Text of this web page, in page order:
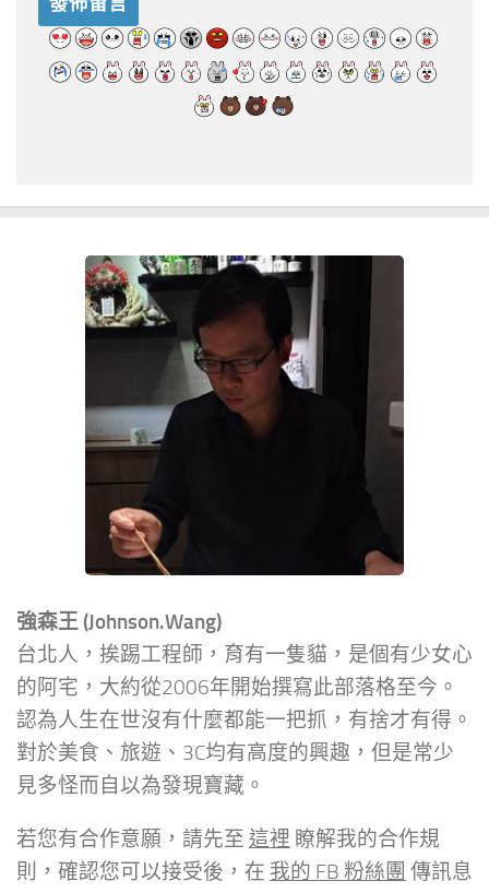
強森王 (Johnson.Wang)
台北人，挨踢工程師，育有一隻貓，是個有少女心
的阿宅，大約從2006年開始撰寫此部落格至今。
認為人生在世沒有什麼都能一把抓，有捨才有得。
對於美食、旅遊、3C均有高度的興趣，但是常少
見多怪而自以為發現寶藏。
若您有合作意願，請先至 這裡 瞭解我的合作規
則，確認您可以接受後，在 我的 FB 粉絲團 傳訊息